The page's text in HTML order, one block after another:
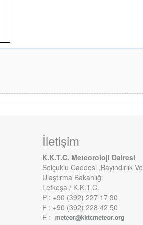
İletişim
K.K.T.C. Meteoroloji Dairesi
Selçuklu Caddesi ,Bayındırlık Ve
Ulaştırma Bakanlığı
Lefkoşa / K.K.T.C.
P : +90 (392) 227 17 30
F : +90 (392) 228 42 50
E :